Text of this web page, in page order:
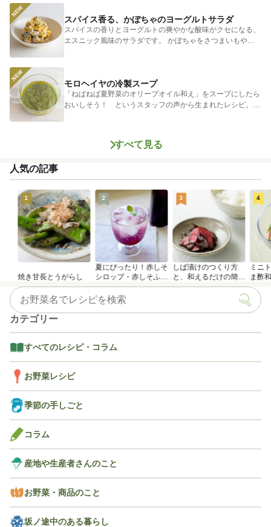
スパイス香る、かぼちゃのヨーグルトサラダ
スパイスの香りとヨーグルトの爽やかな酸味がクセになる、
エスニック風味のサラダです。 かぼちゃをさつまいもやじ
モロヘイヤの冷製スープ
「ねばねば夏野菜のオリーブオイル和え」をスープにしたら
おいしそう！ というスタッフの声から生まれたレシピ。つ
すべて見る
人気の記事
1
焼き甘長とうがらし
2
夏にぴったり！赤しそ
シロップ・赤しそふり
かけのつくり方
3
しば漬けのつくり方
と、和えるだけの簡単
アレンジレシピ
4
ミニ
ま酢
カテゴリー
すべてのレシピ・コラム
お野菜レシピ
季節の手しごと
コラム
産地や生産者さんのこと
お野菜・商品のこと
坂ノ途中のある暮らし